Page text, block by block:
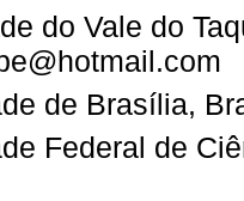
do Vale do
de Brasília,
Federal de